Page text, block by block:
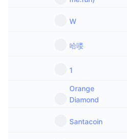
W
哈喽
1
Orange
Diamond
Santacoin